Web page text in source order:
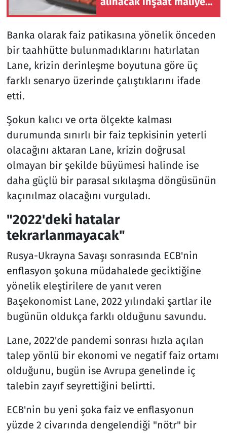
Banka olarak faiz patikasına yönelik önceden
bir taahhütte bulunmadıklarını hatırlatan
Lane, krizin derinleşme boyutuna göre üç
farklı senaryo üzerinde çalıştıklarını ifade
etti.
Şokun kalıcı ve orta ölçekte kalması
durumunda sınırlı bir faiz tepkisinin yeterli
olacağını aktaran Lane, krizin doğrusal
olmayan bir şekilde büyümesi halinde ise
daha güçlü bir parasal sıkılaşma döngüsünün
kaçınılmaz olacağını vurguladı.
"2022'deki hatalar
tekrarlanmayacak"
Rusya-Ukrayna Savaşı sonrasında ECB'nin
enflasyon şokuna müdahalede geciktiğine
yönelik eleştirilere de yanıt veren
Başekonomist Lane, 2022 yılındaki şartlar ile
bugünün oldukça farklı olduğunu savundu.
Lane, 2022'de pandemi sonrası hızla açılan
talep yönlü bir ekonomi ve negatif faiz ortamı
olduğunu, bugün ise Avrupa genelinde iç
talebin zayıf seyrettiğini belirtti.
ECB'nin bu yeni şoka faiz ve enflasyonun
yüzde 2 civarında dengelendiği "nötr" bir